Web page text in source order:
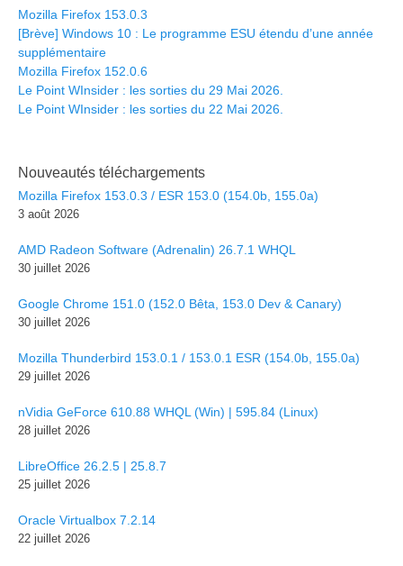
Mozilla Firefox 153.0.3
[Brève] Windows 10 : Le programme ESU étendu d’une année
supplémentaire
Mozilla Firefox 152.0.6
Le Point WInsider : les sorties du 29 Mai 2026.
Le Point WInsider : les sorties du 22 Mai 2026.
Nouveautés téléchargements
Mozilla Firefox 153.0.3 / ESR 153.0 (154.0b, 155.0a)
3 août 2026
AMD Radeon Software (Adrenalin) 26.7.1 WHQL
30 juillet 2026
Google Chrome 151.0 (152.0 Bêta, 153.0 Dev & Canary)
30 juillet 2026
Mozilla Thunderbird 153.0.1 / 153.0.1 ESR (154.0b, 155.0a)
29 juillet 2026
nVidia GeForce 610.88 WHQL (Win) | 595.84 (Linux)
28 juillet 2026
LibreOffice 26.2.5 | 25.8.7
25 juillet 2026
Oracle Virtualbox 7.2.14
22 juillet 2026